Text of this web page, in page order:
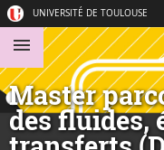
UNIVERSITÉ DE TOULOUSE
Master
des fluides,